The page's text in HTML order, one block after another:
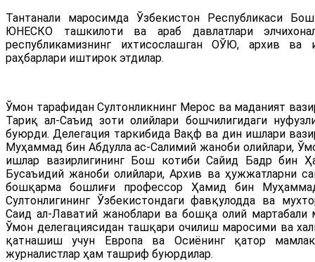
Тантанали маросимда Ўзбекистон Республикаси
ЮНЕСКО ташкилоти ва араб давлатлари
республикамизнинг ихтисослашган ОЎЮ, архив ва
раҳбарлари иштирок этдилар.
Ўмон тарафидан Султонликнинг Мерос ва маданият
Тариқ ал-Саъид зоти олийлари бошчилигидаги
буюрди. Делегация таркибида Вақф ва дин ишлари
Муҳаммад бин Абдулла ас-Салимий жаноби олийлари,
ишлар вазирлигининг Бош котиби Сайид Бадр бин
Бусаъидий жаноби олийлари, Архив ва ҳужжатларни
бошқарма бошлиғи профессор Ҳамид бин
Султонлигининг Ўзбекистондаги фавқулодда ва
Саид ал-Лаватий жаноблари ва бошқа олий мартабали
Ўмон делегациясидан ташқари очилиш маросими ва
қатнашиш учун Европа ва Осиёнинг қатор
журналистлар ҳам ташриф буюрдилар.